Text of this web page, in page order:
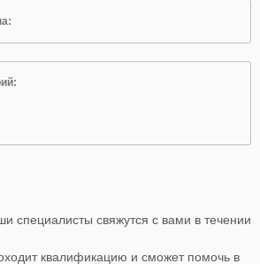
специалисты свяжутся с вами в течении
квалификацию и сможет помочь в